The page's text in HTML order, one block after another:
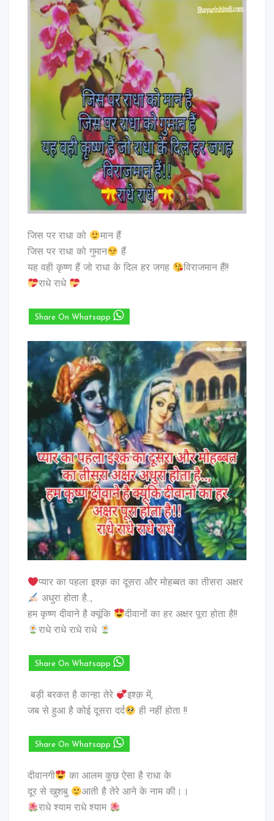
जिस पर राधा को
मान हैं
जिस पर राधा को गुमान
हैं
यह वही कृष्ण हैं जो राधा के दिल हर जगह
विराजमान हैं!!
राधे राधे
Share On Whatsapp
प्यार का पहला इश्क़ का दूसरा और मोहब्बत का तीसरा अक्षर
अधुरा होता है..,
हम कृष्ण दीवाने है क्यूंकि
दीवानों का हर अक्षर पूरा होता है!!
राधे राधे राधे राधे
Share On Whatsapp
बड़ी बरकत है कान्हा तेरे
इश्क़ में,
जब से हुआ है कोई दूसरा दर्द
ही नहीं होता !!
Share On Whatsapp
दीवानगी
का आलम कुछ ऐसा है राधा के
दूर से खुशबु
आती है तेरे आने के नाम की।।
राधे श्याम राधे श्याम